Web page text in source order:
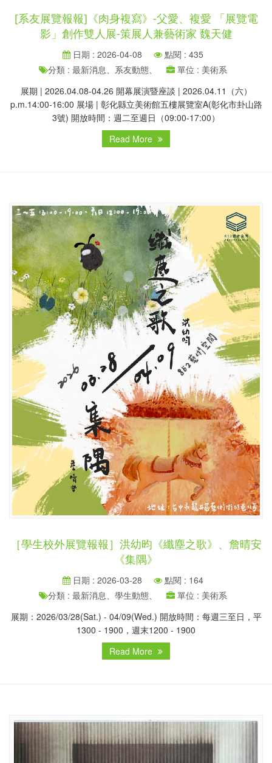
[系友展覽報報]《肉身複寫》-父愛、複愛 「展覽電
影」創作雙人展-策展人兼藝術家 魏天健
日期 : 2026-04-08
點閱 : 435
分類 : 最新消息、系友動態、
單位 : 美術系
展期 | 2026.04.08-04.26 開幕展演暨座談 | 2026.04.11（六）
p.m.14:00-16:00 展場 | 彰化縣立美術館五樓展覽室A(彰化市卦山路
3號) 開放時間：週二至週日（09:00-17:00）
Read More
［學生校外展覽報報］洪幼昀《纖塵之歌》、詹晴安
《集隅》
日期 : 2026-03-28
點閱 : 164
分類 : 最新消息、學生動態、
單位 : 美術系
展期：2026/03/28(Sat.) - 04/09(Wed.) 開放時間：每週三至日，平
1300 - 1900，週末1200 - 1900
Read More